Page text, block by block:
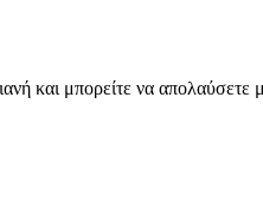
και μπορείτε να απολαύσετε